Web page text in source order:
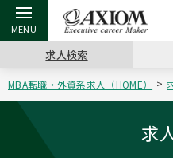
戻る
アクシアムの特長
戻る
キャリア支援 TOP
戻る
転職ツール TOP
戻る
転職コラム TOP
戻る
イベント・セミナー TOP
戻る
会社概要 TOP
求人検索
MBA転職・外資系求人（HOME）
求